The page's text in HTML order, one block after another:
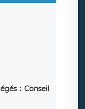
: Conseil